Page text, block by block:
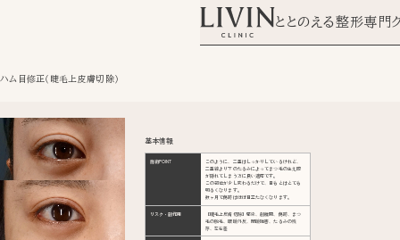
ととのえる整形専門
ハム目修正（睫毛上皮膚切除）
基本情報
施術POINT
このように、二重はしっかりしているけれど、
二重線より下のたるみによってまつ毛の生え際
が隠れてしまう方に良い適応です。
この部位が少し変わるだけで、目もとはとても
明るくなります。
数ヶ月で傷跡はほぼ目立たなくなります。
リスク・副作用
【睫毛上皮膚切除】感染、創離開、傷跡、まつ
毛の脱毛、眼瞼外反、閉瞼障害、たるみの残
存、左右差